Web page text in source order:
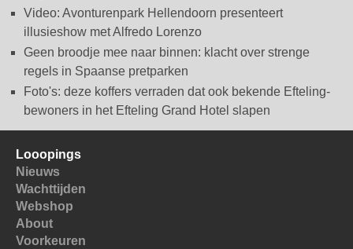
Video: Avonturenpark Hellendoorn presenteert
illusieshow met Alfredo Lorenzo
Geen broodje mee naar binnen: klacht over strenge
regels in Spaanse pretparken
Foto's: deze koffers verraden dat ook bekende Efteling-
bewoners in het Efteling Grand Hotel slapen
Looopings
Nieuws
Wachttijden
Webshop
About
Voorkeuren